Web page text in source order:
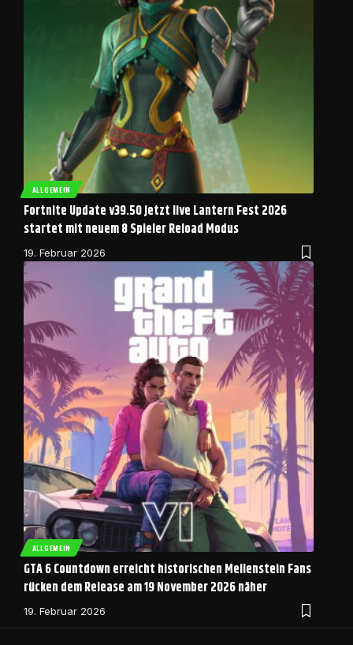
ALLGEMEIN
Fortnite Update v39.50 jetzt live Lantern Fest 2026
startet mit neuem 8 Spieler Reload Modus
19. Februar 2026
ALLGEMEIN
GTA 6 Countdown erreicht historischen Meilenstein Fans
rücken dem Release am 19 November 2026 näher
19. Februar 2026